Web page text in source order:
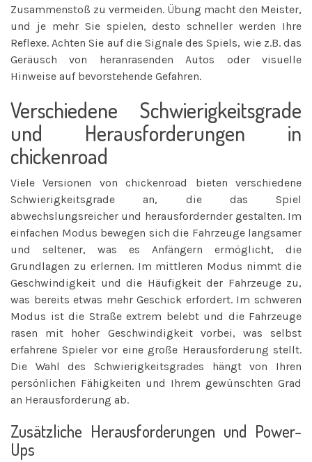
Zusammenstoß zu vermeiden. Übung macht den Meister,
und je mehr Sie spielen, desto schneller werden Ihre
Reflexe. Achten Sie auf die Signale des Spiels, wie z.B. das
Geräusch von heranrasenden Autos oder visuelle
Hinweise auf bevorstehende Gefahren.
Verschiedene Schwierigkeitsgrade
und Herausforderungen in
chickenroad
Viele Versionen von chickenroad bieten verschiedene
Schwierigkeitsgrade an, die das Spiel
abwechslungsreicher und herausfordernder gestalten. Im
einfachen Modus bewegen sich die Fahrzeuge langsamer
und seltener, was es Anfängern ermöglicht, die
Grundlagen zu erlernen. Im mittleren Modus nimmt die
Geschwindigkeit und die Häufigkeit der Fahrzeuge zu,
was bereits etwas mehr Geschick erfordert. Im schweren
Modus ist die Straße extrem belebt und die Fahrzeuge
rasen mit hoher Geschwindigkeit vorbei, was selbst
erfahrene Spieler vor eine große Herausforderung stellt.
Die Wahl des Schwierigkeitsgrades hängt von Ihren
persönlichen Fähigkeiten und Ihrem gewünschten Grad
an Herausforderung ab.
Zusätzliche Herausforderungen und Power-
Ups